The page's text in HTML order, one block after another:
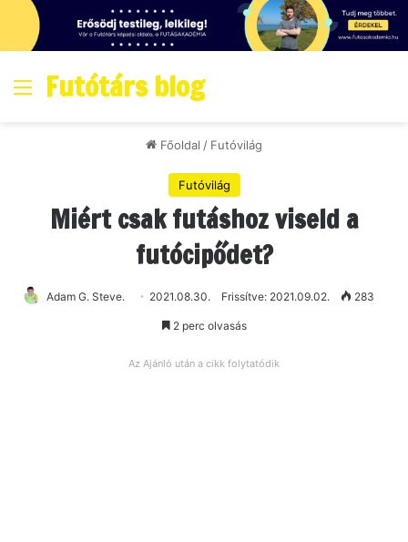
Menő
Futótárs blog
Főoldal / Futóvilág
Futóvilág
Miért csak futáshoz viseld a
futócipődet?
Adam G. Steve. 2021.08.30. Frissítve: 2021.09.02. 283
2 perc olvasás
Az Ajánló után a cikk folytatódik